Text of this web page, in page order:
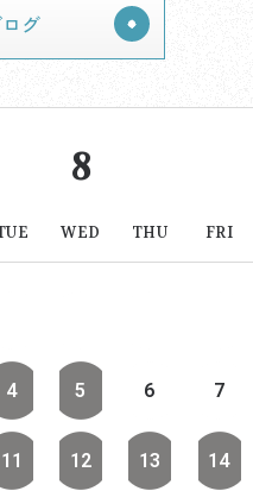
グ
8
WED THU FRI
4 5 6 7
11 12 13 14